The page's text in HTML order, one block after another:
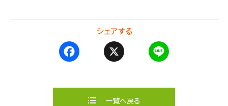
シェアする
e e
一覧へ戻る